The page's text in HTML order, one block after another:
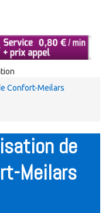
Confort-Meilars
de
Meilars